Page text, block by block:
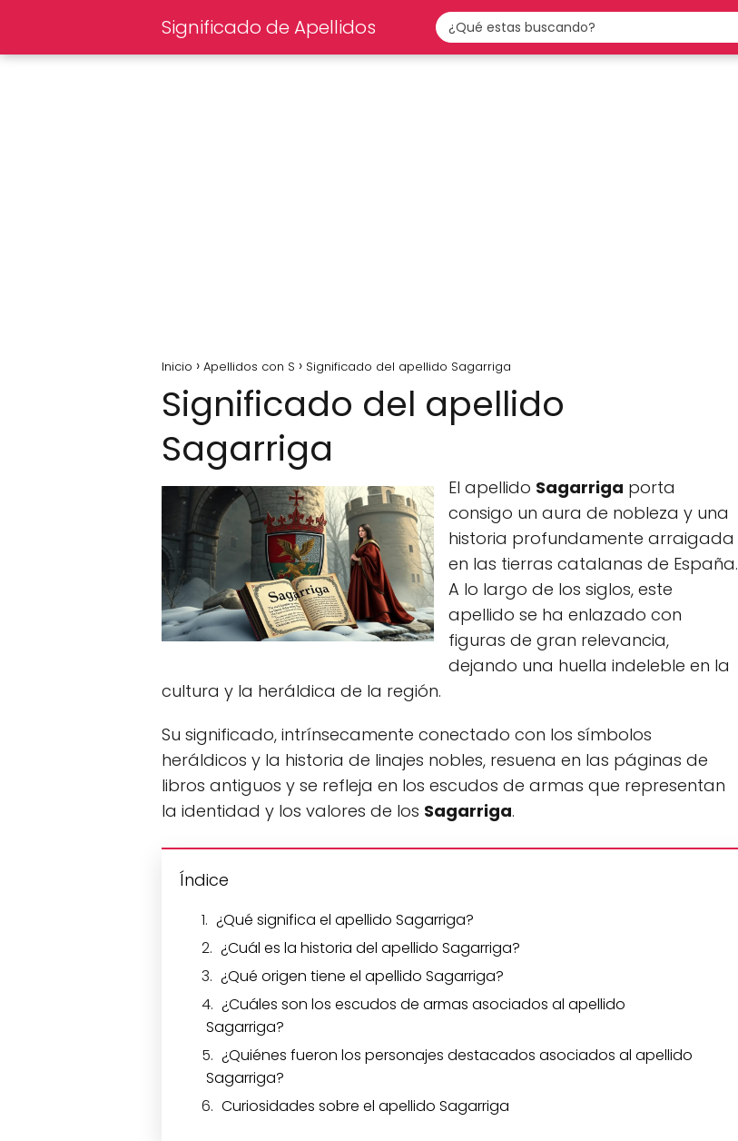
Significado de Apellidos
Inicio Apellidos con S Significado del apellido Sagarriga
Significado del apellido
Sagarriga
El apellido Sagarriga porta
consigo un aura de nobleza y una
historia profundamente arraigada
en las tierras catalanas de España.
A lo largo de los siglos, este
apellido se ha enlazado con
figuras de gran relevancia,
dejando una huella indeleble en la
cultura y la heráldica de la región.
Su significado, intrínsecamente conectado con los símbolos
heráldicos y la historia de linajes nobles, resuena en las páginas de
libros antiguos y se refleja en los escudos de armas que representan
la identidad y los valores de los Sagarriga.
Índice
¿Qué significa el apellido Sagarriga?
¿Cuál es la historia del apellido Sagarriga?
¿Qué origen tiene el apellido Sagarriga?
¿Cuáles son los escudos de armas asociados al apellido
Sagarriga?
¿Quiénes fueron los personajes destacados asociados al apellido
Sagarriga?
Curiosidades sobre el apellido Sagarriga